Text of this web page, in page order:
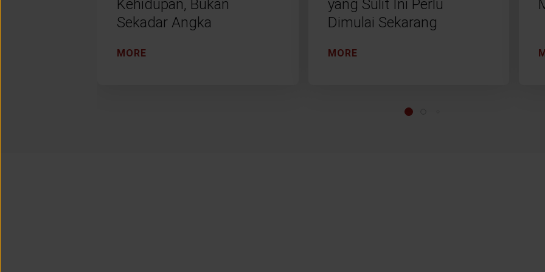
Kehidupan, Bukan
Sekadar Angka
MORE
yang Sulit Ini Perlu
Dimulai Sekarang
MORE